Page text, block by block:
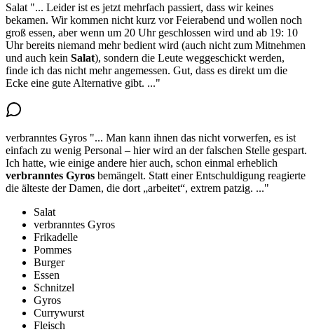
Salat "... Leider ist es jetzt mehrfach passiert, dass wir keines
bekamen. Wir kommen nicht kurz vor Feierabend und wollen noch
groß essen, aber wenn um 20 Uhr geschlossen wird und ab 19: 10
Uhr bereits niemand mehr bedient wird (auch nicht zum Mitnehmen
und auch kein Salat), sondern die Leute weggeschickt werden,
finde ich das nicht mehr angemessen. Gut, dass es direkt um die
Ecke eine gute Alternative gibt. ..."
verbranntes Gyros "... Man kann ihnen das nicht vorwerfen, es ist
einfach zu wenig Personal – hier wird an der falschen Stelle gespart.
Ich hatte, wie einige andere hier auch, schon einmal erheblich
verbranntes Gyros bemängelt. Statt einer Entschuldigung reagierte
die älteste der Damen, die dort „arbeitet“, extrem patzig. ..."
Salat
verbranntes Gyros
Frikadelle
Pommes
Burger
Essen
Schnitzel
Gyros
Currywurst
Fleisch